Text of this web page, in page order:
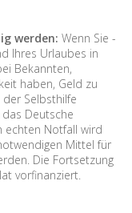
werden: Wenn Sie -
Ihres Urlaubes in
Bekannten,
haben, Geld zu
Selbsthilfe
Deutsche
echten Notfall wird
Mittel für
Die Fortsetzung
vorfinanziert.